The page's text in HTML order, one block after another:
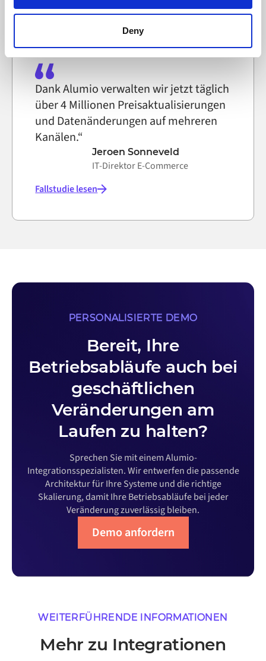
browser settings accordingly. This could affect the
functioning of the website, however. We also use third-
on the internet
Deny
Dank Alumio verwalten wir jetzt täglich
über 4 Millionen Preisaktualisierungen
und Datenänderungen auf mehreren
Kanälen.“
Jeroen Sonneveld
IT-Direktor E-Commerce
Fallstudie lesen
PERSONALISIERTE DEMO
Bereit, Ihre
Betriebsabläufe auch bei
geschäftlichen
Veränderungen am
Laufen zu halten?
Sprechen Sie mit einem Alumio-
Integrationsspezialisten. Wir entwerfen die passende
Architektur für Ihre Systeme und die richtige
Skalierung, damit Ihre Betriebsabläufe bei jeder
Veränderung zuverlässig bleiben.
Demo anfordern
WEITERFÜHRENDE INFORMATIONEN
Mehr zu Integrationen